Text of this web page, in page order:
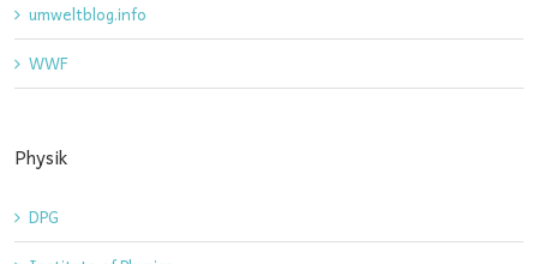
umweltblog.info
WWF
Physik
DPG